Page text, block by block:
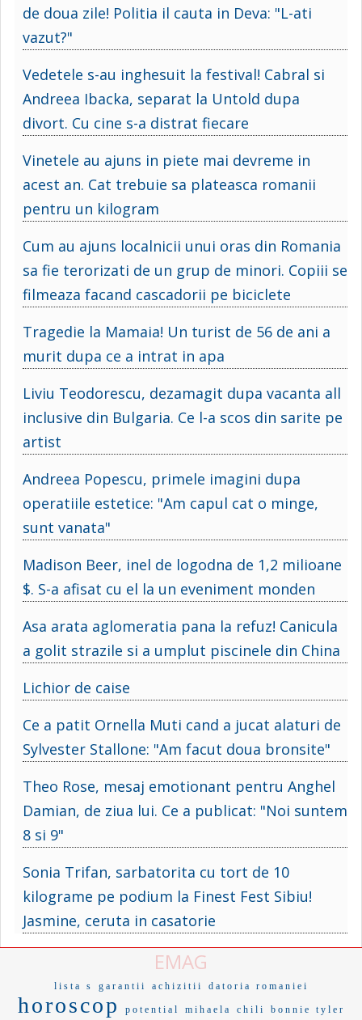
de doua zile! Politia il cauta in Deva: "L-ati
vazut?"
Vedetele s-au inghesuit la festival! Cabral si
Andreea Ibacka, separat la Untold dupa
divort. Cu cine s-a distrat fiecare
Vinetele au ajuns in piete mai devreme in
acest an. Cat trebuie sa plateasca romanii
pentru un kilogram
Cum au ajuns localnicii unui oras din Romania
sa fie terorizati de un grup de minori. Copiii se
filmeaza facand cascadorii pe biciclete
Tragedie la Mamaia! Un turist de 56 de ani a
murit dupa ce a intrat in apa
Liviu Teodorescu, dezamagit dupa vacanta all
inclusive din Bulgaria. Ce l-a scos din sarite pe
artist
Andreea Popescu, primele imagini dupa
operatiile estetice: "Am capul cat o minge,
sunt vanata"
Madison Beer, inel de logodna de 1,2 milioane
$. S-a afisat cu el la un eveniment monden
Asa arata aglomeratia pana la refuz! Canicula
a golit strazile si a umplut piscinele din China
Lichior de caise
Ce a patit Ornella Muti cand a jucat alaturi de
Sylvester Stallone: "Am facut doua bronsite"
Theo Rose, mesaj emotionant pentru Anghel
Damian, de ziua lui. Ce a publicat: "Noi suntem
8 si 9"
Sonia Trifan, sarbatorita cu tort de 10
kilograme pe podium la Finest Fest Sibiu!
Jasmine, ceruta in casatorie
EMAG
lista s garantii achizitii datoria romaniei
horoscop potential mihaela chili bonnie tyler